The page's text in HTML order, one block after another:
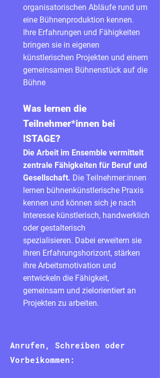
organisatorischen Abläufe rund um
eine Bühnenproduktion kennen.
Ihre Erfahrungen und Fähigkeiten
bringen sie in eigenen
künstlerischen Projekten und einem
gemeinsamen Bühnenstück auf die
Bühne
Was lernen die
Teilnehmer*innen bei
!STAGE?
Die Arbeit im Ensemble vermittelt
zentrale Fähigkeiten für Beruf und
Gesellschaft. Die Teilnehmer:innen
lernen bühnenkünstlerische Praxis
kennen und können sich je nach
Interesse künstlerisch, handwerklich
oder gestalterisch
spezialisieren. Dabei erweitern sie
ihren Erfahrungshorizont, stärken
ihre Arbeitsmotivation und
entwickeln die Fähigkeit,
gemeinsam und zielorientiert an
Projekten zu arbeiten.
Anrufen, Schreiben oder
Vorbeikommen: